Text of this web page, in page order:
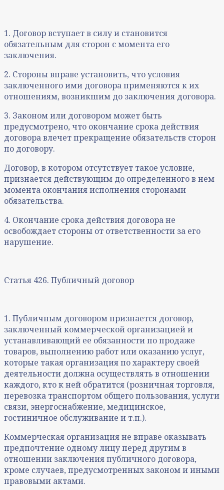
1. Договор вступает в силу и становится
обязательным для сторон с момента его
заключения.
2. Стороны вправе установить, что условия
заключенного ими договора применяются к их
отношениям, возникшим до заключения договора.
3. Законом или договором может быть
предусмотрено, что окончание срока действия
договора влечет прекращение обязательств сторон
по договору.
Договор, в котором отсутствует такое условие,
признается действующим до определенного в нем
момента окончания исполнения сторонами
обязательства.
4. Окончание срока действия договора не
освобождает стороны от ответственности за его
нарушение.
Статья 426. Публичный договор
1. Публичным договором признается договор,
заключенный коммерческой организацией и
устанавливающий ее обязанности по продаже
товаров, выполнению работ или оказанию услуг,
которые такая организация по характеру своей
деятельности должна осуществлять в отношении
каждого, кто к ней обратится (розничная торговля,
перевозка транспортом общего пользования, услуги
связи, энергоснабжение, медицинское,
гостиничное обслуживание и т.п.).
Коммерческая организация не вправе оказывать
предпочтение одному лицу перед другим в
отношении заключения публичного договора,
кроме случаев, предусмотренных законом и иными
правовыми актами.